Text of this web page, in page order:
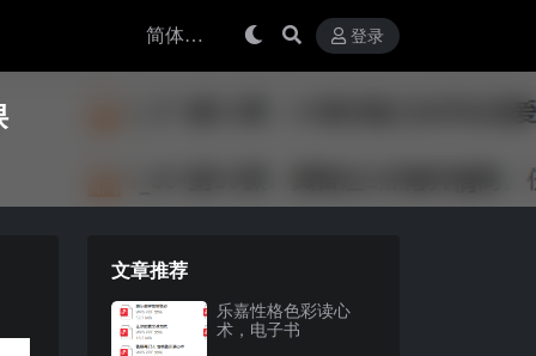
登录
文章推荐
乐嘉性格色彩读心
术，电子书